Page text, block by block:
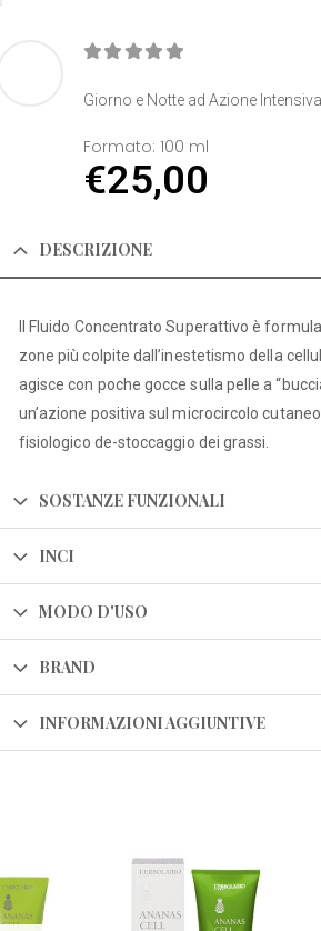
Giorno e Notte ad Azione
Formato: 100 ml
€25,00
DESCRIZIONE
Il Fluido Concentrato Superattivo è
zone più colpite dall’inestetismo della
agisce con poche gocce sulla pelle a
un’azione positiva sul microcircolo
fisiologico de-stoccaggio dei grassi.
SOSTANZE FUNZIONALI
INCI
MODO D'USO
BRAND
INFORMAZIONI AGGIUNTIVE